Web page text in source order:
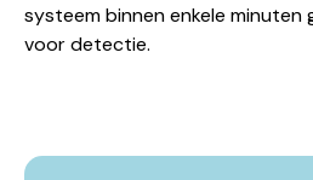
systeem binnen enkele minuten
voor detectie.